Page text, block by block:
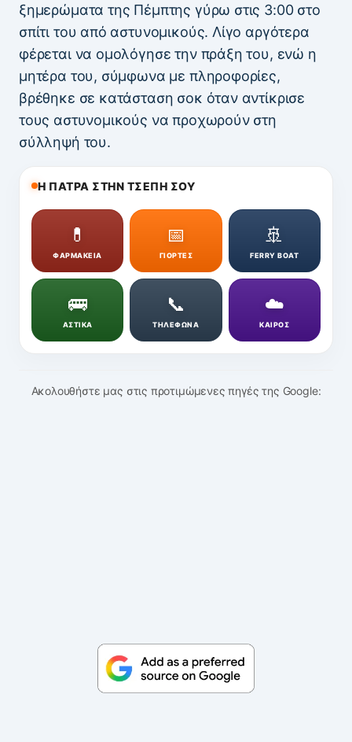
ξημερώματα της Πέμπτης γύρω στις 3:00 στο
σπίτι του από αστυνομικούς. Λίγο αργότερα
φέρεται να ομολόγησε την πράξη του, ενώ η
μητέρα του, σύμφωνα με πληροφορίες,
βρέθηκε σε κατάσταση σοκ όταν αντίκρισε
τους αστυνομικούς να προχωρούν στη
σύλληψή του.
Η ΠΑΤΡΑ ΣΤΗΝ ΤΣΕΠΗ ΣΟΥ
💊
ΦΑΡΜΑΚΕΙΑ
📅
ΓΙΟΡΤΕΣ
🚢
FERRY BOAT
🚌
ΑΣΤΙΚΑ
📞
ΤΗΛΕΦΩΝΑ
☁️
ΚΑΙΡΟΣ
Ακολουθήστε μας στις προτιμώμενες πηγές της Google: